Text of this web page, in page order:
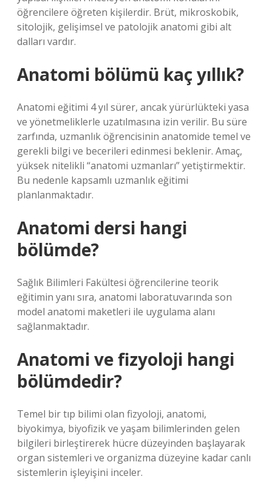
öğrencilere öğreten kişilerdir. Brüt, mikroskobik,
sitolojik, gelişimsel ve patolojik anatomi gibi alt
dalları vardır.
Anatomi bölümü kaç yıllık?
Anatomi eğitimi 4 yıl sürer, ancak yürürlükteki yasa
ve yönetmeliklerle uzatılmasına izin verilir. Bu süre
zarfında, uzmanlık öğrencisinin anatomide temel ve
gerekli bilgi ve becerileri edinmesi beklenir. Amaç,
yüksek nitelikli “anatomi uzmanları” yetiştirmektir.
Bu nedenle kapsamlı uzmanlık eğitimi
planlanmaktadır.
Anatomi dersi hangi
bölümde?
Sağlık Bilimleri Fakültesi öğrencilerine teorik
eğitimin yanı sıra, anatomi laboratuvarında son
model anatomi maketleri ile uygulama alanı
sağlanmaktadır.
Anatomi ve fizyoloji hangi
bölümdedir?
Temel bir tıp bilimi olan fizyoloji, anatomi,
biyokimya, biyofizik ve yaşam bilimlerinden gelen
bilgileri birleştirerek hücre düzeyinden başlayarak
organ sistemleri ve organizma düzeyine kadar canlı
sistemlerin işleyişini inceler.